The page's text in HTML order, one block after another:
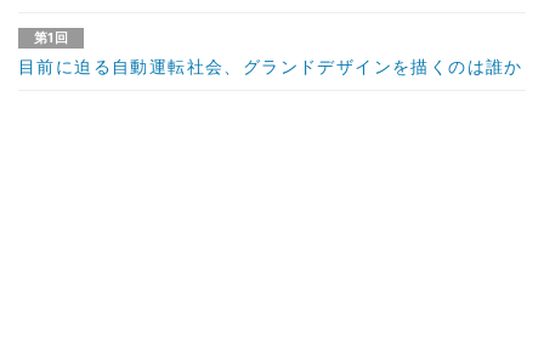
第1回
目前に迫る自動運転社会、グランドデザインを描くのは誰か